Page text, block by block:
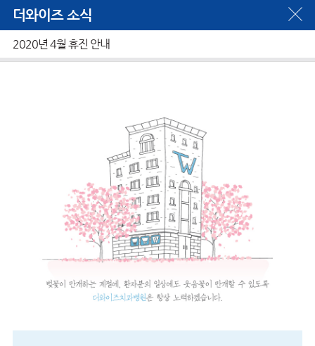
더와이즈 소식
2020년 4월 휴진 안내